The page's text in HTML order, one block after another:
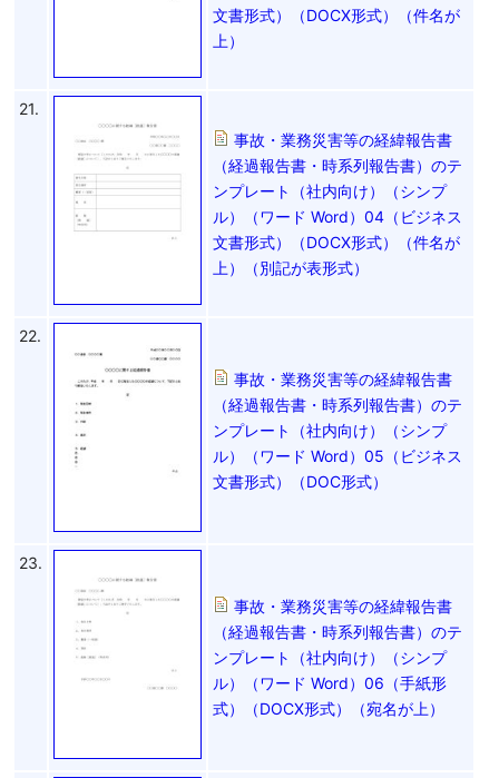
文書形式）（DOCX形式）（件名が
上）
21.
事故・業務災害等の経緯報告書
（経過報告書・時系列報告書）のテ
ンプレート（社内向け）（シンプ
ル）（ワード Word）04（ビジネス
文書形式）（DOCX形式）（件名が
上）（別記が表形式）
22.
事故・業務災害等の経緯報告書
（経過報告書・時系列報告書）のテ
ンプレート（社内向け）（シンプ
ル）（ワード Word）05（ビジネス
文書形式）（DOC形式）
23.
事故・業務災害等の経緯報告書
（経過報告書・時系列報告書）のテ
ンプレート（社内向け）（シンプ
ル）（ワード Word）06（手紙形
式）（DOCX形式）（宛名が上）